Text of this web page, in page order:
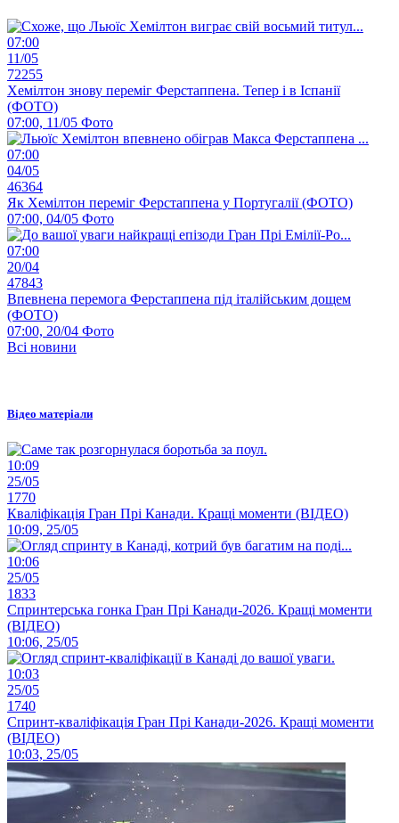
07:00
11/05
72255
Хемілтон знову переміг Ферстаппена. Тепер і в Іспанії
(ФОТО)
07:00, 11/05 Фото
07:00
04/05
46364
Як Хемілтон переміг Ферстаппена у Португалії (ФОТО)
07:00, 04/05 Фото
07:00
20/04
47843
Впевнена перемога Ферстаппена під італійським дощем
(ФОТО)
07:00, 20/04 Фото
Всі новини
Відео матеріали
10:09
25/05
1770
Кваліфікація Гран Прі Канади. Кращі моменти (ВІДЕО)
10:09, 25/05
10:06
25/05
1833
Спринтерська гонка Гран Прі Канади-2026. Кращі моменти
(ВІДЕО)
10:06, 25/05
10:03
25/05
1740
Спринт-кваліфікація Гран Прі Канади-2026. Кращі моменти
(ВІДЕО)
10:03, 25/05